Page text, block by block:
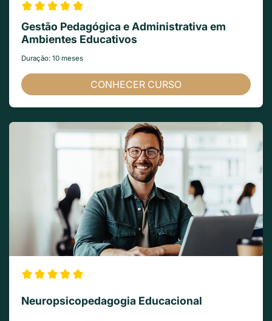
Gestão Pedagógica e Administrativa em
Ambientes Educativos
Duração: 10 meses
CONHECER CURSO
Neuropsicopedagogia Educacional